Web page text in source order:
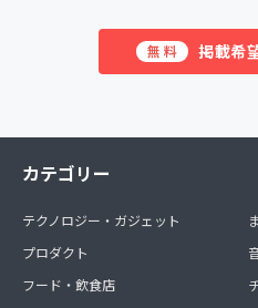
無料 掲載希
カテゴリー
テクノロジー・ガジェット
プロダクト
フード・飲食店